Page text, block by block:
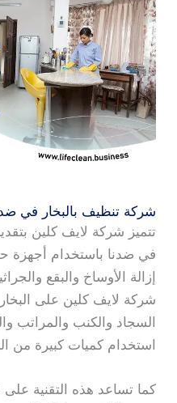
شركة تنظيف بالبخار في
تتميز شركة لايف كلين
في ضدنا باستخدام أجهزة
إزالة الأوساخ والبقع
شركة لايف كلين على
السجاد والكنب والمراتب
استخدام كميات كبيرة من
كما تساعد هذه التقنية